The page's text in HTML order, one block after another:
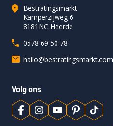
Bestratingsmarkt
Kamperzijweg 6
8181NC Heerde
0578 69 50 78
hallo@bestratingsmarkt.com
Volg ons